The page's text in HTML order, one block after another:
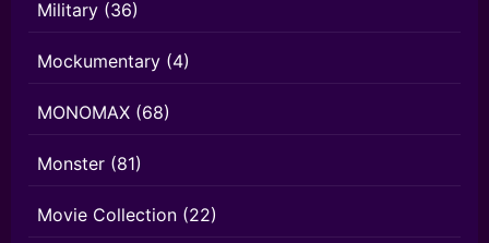
Military (36)
Mockumentary (4)
MONOMAX (68)
Monster (81)
Movie Collection (22)